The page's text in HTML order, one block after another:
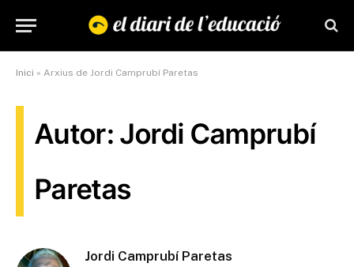
Inici » Arxius de Jordi Camprubí Paretas
Autor: Jordi Camprubí
Paretas
Jordi Camprubí Paretas